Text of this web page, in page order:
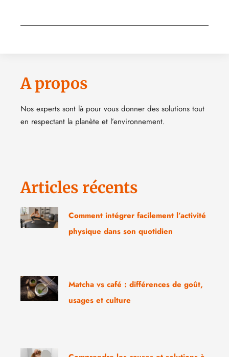
A propos
Nos experts sont là pour vous donner des solutions tout
en respectant la planète et l’environnement.
Articles récents
Comment intégrer facilement l’activité
physique dans son quotidien
Matcha vs café : différences de goût,
usages et culture